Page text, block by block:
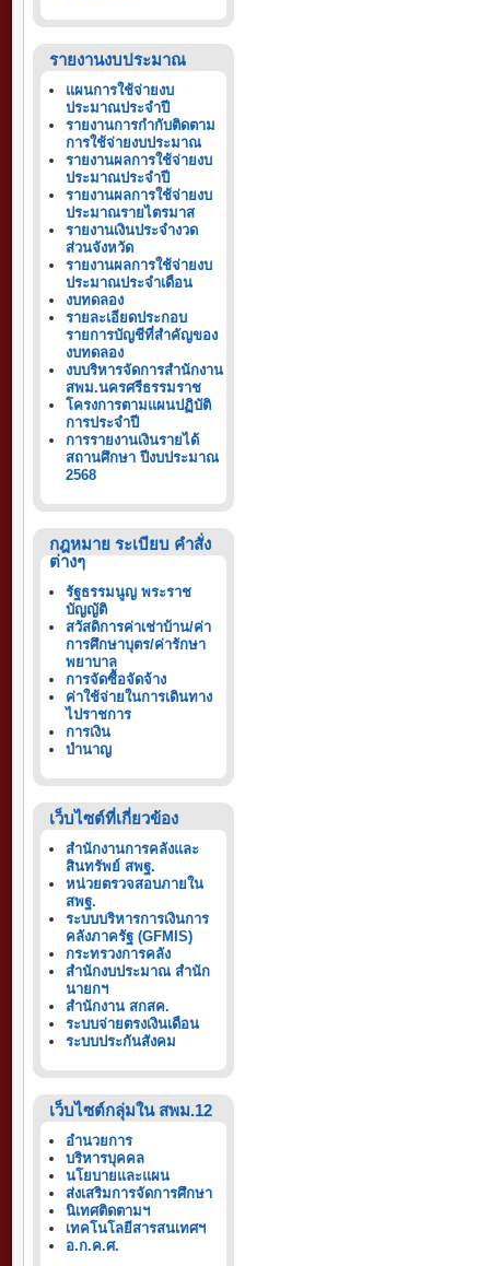
รายงานงบประมาณ
แผนการใช้จ่ายงบ
ประมาณประจำปี
รายงานการกำกับติดตาม
การใช้จ่ายงบประมาณ
รายงานผลการใช้จ่ายงบ
ประมาณประจำปี
รายงานผลการใช้จ่ายงบ
ประมาณรายไตรมาส
รายงานเงินประจำงวด
ส่วนจังหวัด
รายงานผลการใช้จ่ายงบ
ประมาณประจำเดือน
งบทดลอง
รายละเอียดประกอบ
รายการบัญชีที่สำคัญของ
งบทดลอง
งบบริหารจัดการสำนักงาน
สพม.นครศรีธรรมราช
โครงการตามแผนปฏิบัติ
การประจำปี
การรายงานเงินรายได้
สถานศึกษา ปีงบประมาณ
2568
กฎหมาย ระเบียบ คำสั่ง
ต่างๆ
รัฐธรรมนูญ พระราช
บัญญัติ
สวัสดิการค่าเช่าบ้าน/ค่า
การศึกษาบุตร/ค่ารักษา
พยาบาล
การจัดซื้อจัดจ้าง
ค่าใช้จ่ายในการเดินทาง
ไปราชการ
การเงิน
บำนาญ
เว็บไซต์ที่เกี่ยวข้อง
สำนักงานการคลังและ
สินทรัพย์ สพฐ.
หน่วยตรวจสอบภายใน
สพฐ.
ระบบบริหารการเงินการ
คลังภาครัฐ (GFMIS)
กระทรวงการคลัง
สำนักงบประมาณ สำนัก
นายกฯ
สำนักงาน สกสค.
ระบบจ่ายตรงเงินเดือน
ระบบประกันสังคม
เว็บไซต์กลุ่มใน สพม.12
อำนวยการ
บริหารบุคคล
นโยบายและแผน
ส่งเสริมการจัดการศึกษา
นิเทศติดตามฯ
เทคโนโลยีสารสนเทศฯ
อ.ก.ค.ศ.